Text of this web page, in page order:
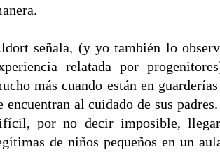
señala, (y yo también lo
relatada por
más cuando están en
encuentran al cuidado de sus
por no decir imposible,
de niños pequeños en un